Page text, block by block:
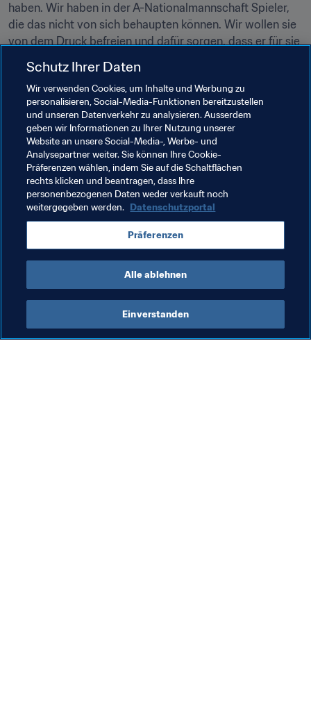
haben. Wir haben in der A-Nationalmannschaft Spieler,
die das nicht von sich behaupten können. Wir wollen sie
von dem Druck befreien und dafür sorgen, dass er für sie
Befragt nach den stärksten Gegnern zögert er nicht
lange. "Brasilien, Russland und Iran sind sehr starke
Teams, die auch auf Gold aus sind", erklärt er. Obwohl es
für ihn bei dem Turnier generell vor allem darum geht
"unterhaltsame Partien" zu bieten, kann er doch nicht
verhehlen, dass er auch über den 18. Oktober nachdenkt,
an dem über die Goldmedaille entschieden wird. "Ich
hoffe, dass wir dieses Finale bestreiten können. Das
wäre ein ersehnter Augenblick für die Jungs, für uns und
auch für den argentinischen Sport."
Schutz Ihrer Daten
Wir verwenden Cookies, um Inhalte und Werbung zu
personalisieren, Social-Media-Funktionen bereitzustellen
und unseren Datenverkehr zu analysieren. Ausserdem
geben wir Informationen zu Ihrer Nutzung unserer
Website an unsere Social-Media-, Werbe- und
Analysepartner weiter. Sie können Ihre Cookie-
Präferenzen wählen, indem Sie auf die Schaltflächen
rechts klicken und beantragen, dass Ihre
personenbezogenen Daten weder verkauft noch
weitergegeben werden. Datenschutzportal
Präferenzen
Alle ablehnen
Einverstanden